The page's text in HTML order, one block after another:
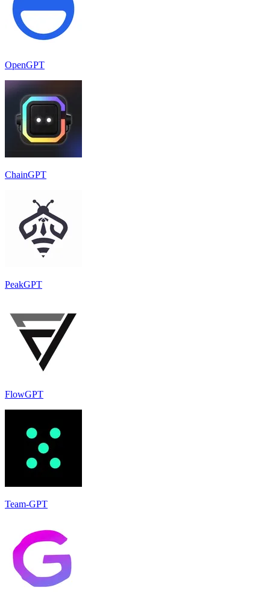
OpenGPT
ChainGPT
PeakGPT
FlowGPT
Team-GPT